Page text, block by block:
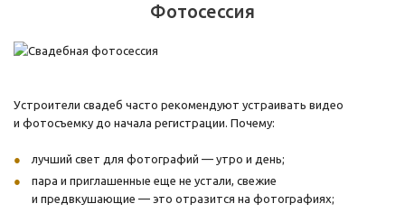
Фотосессия
Устроители свадеб часто рекомендуют устраивать видео
и фотосъемку до начала регистрации. Почему:
лучший свет для фотографий — утро и день;
пара и приглашенные еще не устали, свежие
и предвкушающие — это отразится на фотографиях;